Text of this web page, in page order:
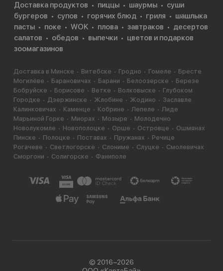
Доставка продуктов пиццы шаурмы
суши
бургеров
супов горячих блюд гриля
шашлыка
пасты
поке WOK плова завтраков
десертов
салатов
обедов выпечки
цветов и подарков
зоомагазинов
Доставка в Минске Витебске Гродно Гомеле
Бресте
Могилёве
Барановичах Барани Белоозерске
Березе
Бобруйске
Борисове Ветке Волковыске
Глубоком
Городке
Дзержинске Жлобине Жодино
Заславле
Калинковичах
Каменце Кобрине Лепеле
Лиде
Марьиной Горке
Миорах Мозыре
Молодечно
Новолукомле
Новополоцке Орше Островце
Ошмянах
Пинске
Полоцке Поставах Пружанах
Речице
Рогачеве
Светлогорске Слониме Слуцке
Смолевичах
Сморгони
Солигорске Фаниполе
© 2016−2026